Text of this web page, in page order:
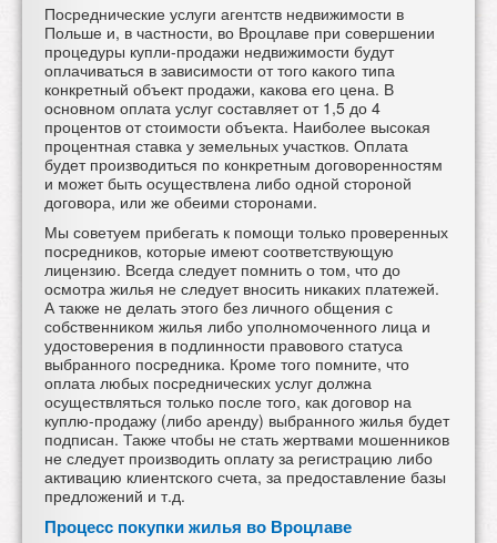
Посреднические услуги агентств недвижимости в
Польше и, в частности, во Вроцлаве при совершении
процедуры купли-продажи недвижимости будут
оплачиваться в зависимости от того какого типа
конкретный объект продажи, какова его цена. В
основном оплата услуг составляет от 1,5 до 4
процентов от стоимости объекта. Наиболее высокая
процентная ставка у земельных участков. Оплата
будет производиться по конкретным договоренностям
и может быть осуществлена либо одной стороной
договора, или же обеими сторонами.
Мы советуем прибегать к помощи только проверенных
посредников, которые имеют соответствующую
лицензию. Всегда следует помнить о том, что до
осмотра жилья не следует вносить никаких платежей.
А также не делать этого без личного общения с
собственником жилья либо уполномоченного лица и
удостоверения в подлинности правового статуса
выбранного посредника. Кроме того помните, что
оплата любых посреднических услуг должна
осуществляться только после того, как договор на
куплю-продажу (либо аренду) выбранного жилья будет
подписан. Также чтобы не стать жертвами мошенников
не следует производить оплату за регистрацию либо
активацию клиентского счета, за предоставление базы
предложений и т.д.
Процесс покупки жилья во Вроцлаве